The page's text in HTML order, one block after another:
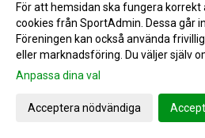
JDM-final för våra tjejer
Ödesmatch för herrlaget
Pontus Johansson och Maria Busk
Utlottade priser från Målkronan
Tung förlust för herrlaget mot FF
För att hemsidan ska fungera korrekt
cookies från SportAdmin. Dessa går
Föreningen kan också använda
eller marknadsföring. Du väljer själv
Anpassa dina val
Acceptera nödvändiga